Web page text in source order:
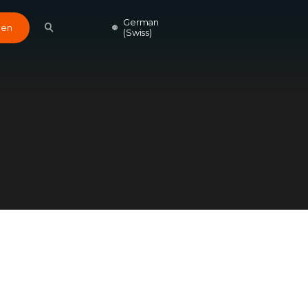
German
(Swiss)